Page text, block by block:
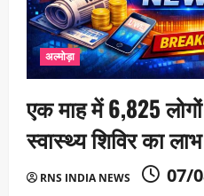
अल्मोड़ा
एक माह में 6,825
स्वास्थ्य शिविर का लाभ
RNS INDIA NEWS 07/